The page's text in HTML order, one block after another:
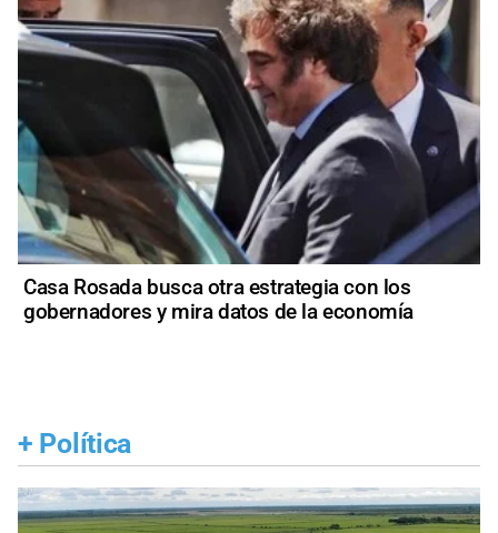
Casa Rosada busca otra estrategia con los
gobernadores y mira datos de la economía
+ Política